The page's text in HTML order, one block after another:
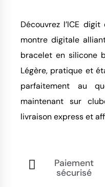
Découvrez l’ICE
montre digitale
bracelet en silicone
Légère, pratique et
parfaitement au
maintenant sur
livraison express et
Paiement
sécurisé